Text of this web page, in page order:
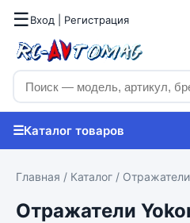
☰Вход | Регистрация
☰Каталог товаров
Главная / Каталог / Отражатели
Отражатели